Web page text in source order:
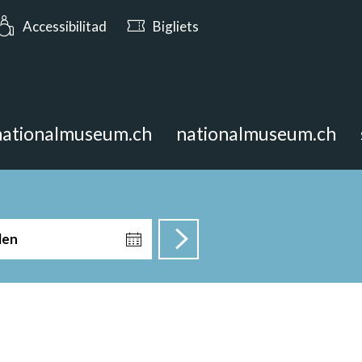
Avert oz fin las 17:00
Accessibilitad Bigliets
nationalmuseum.ch